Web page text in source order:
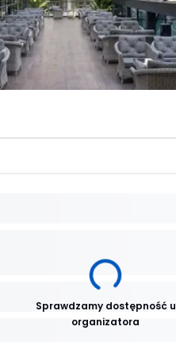
Sprawdzamy dostępność u
organizatora